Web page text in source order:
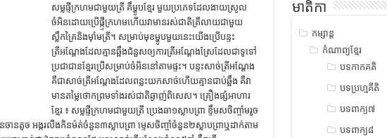
ភៅចំណេះដឹងទូទៅ
សម្លផ្ទីក្រហមជាមួយត្រី គឹម្ហូបខ្មែរ មួយប្រភេទដែលងាយស្រួល
ចំអិនដោយប្រើផ្ក្ទីក្រហមហើយវាមានរស់ជាតិត្រីលាយជាមួយ
ស្លឹកគ្រៃនិងម៉ាំមត្រី។ សម្រាប់មុខម្ហូបមួយនេះយើងប្រើបន្ទះ
ត្រីអណ្តែងដែលគ្មានឆ្អឹងជំនួសឲ្យការត្រីអណ្តែងស្រែដែលជាទូទៅ
ប្រជាជានខ្មែរប្រើសម្រាប់ចំអិននៅតាមផ្ទះ។ បន្ទះសាច់ត្រីអណ្តែង
គឺជាសាច់ត្រីអណ្តែងដែលពន្លះយកសាច់ហើយគ្មានជាប់ឆ្អឹង គឺវា
មានតម្លៃថោកព្រមទាំងរស់ជាតិឆ្ងាញ់ពិសេស។ គ្រឿងផ្សំអាហារ
ខ្មែរ ៖ សម្លផ្ទីក្រហមជាមួយត្រី ប្រេងឆា១ស្លាបព្រា ខ្ទឹមសចិញ្ចាំមរួច
ានតូច អង្ករលឺងកិនម៉ត់ចំនួន៣ស្លាបព្រា ម្ទេសចិញ្ចាំចំនួន២ស្លាបព្រាឬដាក់តាម
មាតិកា
កម្សាន្ត
កំណាព្យខ្មែរ
បទកាកគតិ
បទប្រហ្មគីតិ
បទពាក្យ៧
បទពាក្យ៨